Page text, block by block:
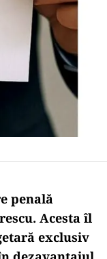
penală
Acesta îl
exclusiv